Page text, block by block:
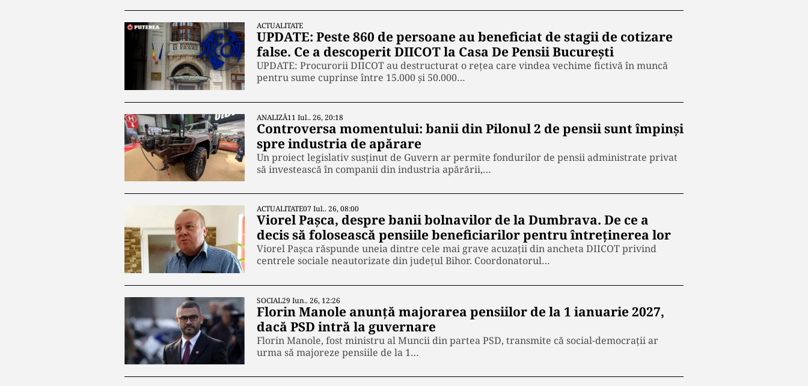
ACTUALITATE
UPDATE: Peste 860 de persoane au beneficiat de stagii de cotizare
false. Ce a descoperit DIICOT la Casa De Pensii București
UPDATE: Procurorii DIICOT au destructurat o rețea care vindea vechime fictivă în muncă
pentru sume cuprinse între 15.000 și 50.000…
ANALIZĂ11 Iul.. 26, 20:18
Controversa momentului: banii din Pilonul 2 de pensii sunt împinși
spre industria de apărare
Un proiect legislativ susținut de Guvern ar permite fondurilor de pensii administrate privat
să investească în companii din industria apărării,…
ACTUALITATE07 Iul.. 26, 08:00
Viorel Pașca, despre banii bolnavilor de la Dumbrava. De ce a
decis să folosească pensiile beneficiarilor pentru întreținerea lor
Viorel Pașca răspunde uneia dintre cele mai grave acuzații din ancheta DIICOT privind
centrele sociale neautorizate din județul Bihor. Coordonatorul…
SOCIAL29 Iun.. 26, 12:26
Florin Manole anunță majorarea pensiilor de la 1 ianuarie 2027,
dacă PSD intră la guvernare
Florin Manole, fost ministru al Muncii din partea PSD, transmite că social-democrații ar
urma să majoreze pensiile de la 1…